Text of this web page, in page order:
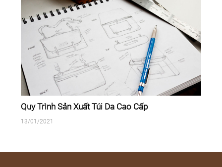
Quy Trình Sản Xuất Túi Da Cao Cấp
13/01/2021